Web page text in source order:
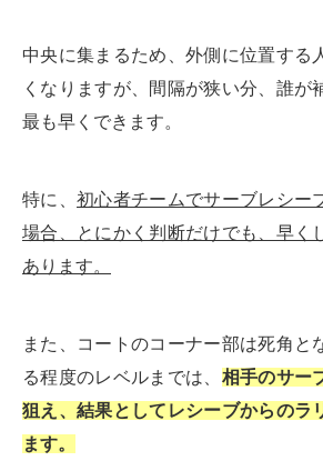
中央に集まるため、外側に位置する
くなりますが、間隔が狭い分、誰が
最も早くできます。
特に、 初心者チームでサーブレシー
場合、とにかく判断だけでも、早く
あります。
また、コートのコーナー部は死角と
る程度のレベルまでは、 相手のサー
狙え、結果としてレシーブからのラ
ます。